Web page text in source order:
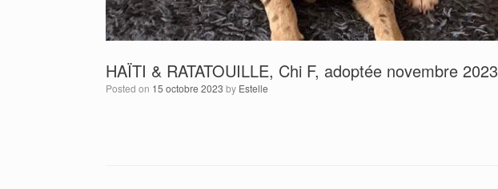
HAÏTI & RATATOUILLE, Chi F, adoptée novembre 2023
Posted on 15 octobre 2023 by Estelle